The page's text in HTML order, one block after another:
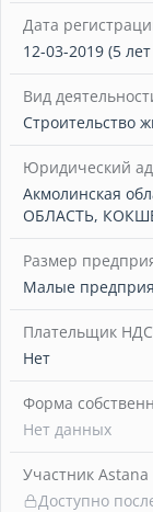
Дата
12-03-2019 (5
Вид
Строительство
Юридический
Акмолинская
ОБЛАСТЬ,
Размер
Малые
Плательщик НДС
Нет
Форма
Нет данных
Участник Astana
Доступно